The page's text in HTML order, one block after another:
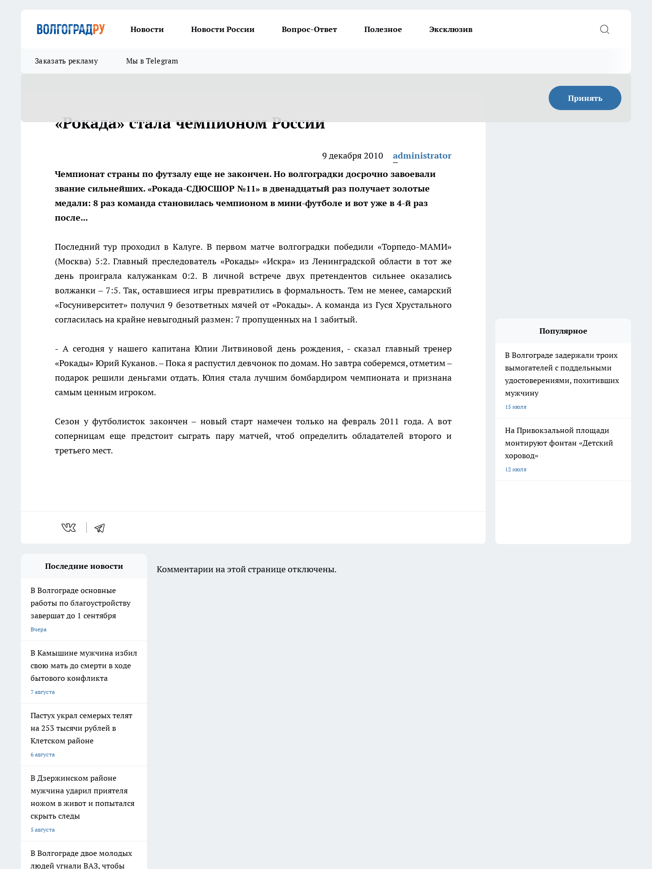
Новости Новости России Вопрос-Ответ Полезное Эксклюзив
Заказать рекламу Мы в Telegram
Принять
«Рокада» стала чемпионом России
9 декабря 2010
administrator
Чемпионат страны по футзалу еще не закончен. Но волгоградки досрочно завоевали
звание сильнейших. «Рокада-СДЮСШОР №11» в двенадцатый раз получает золотые
медали: 8 раз команда становилась чемпионом в мини-футболе и вот уже в 4-й раз
после...
Последний тур проходил в Калуге. В первом матче волгоградки победили «Торпедо-МАМИ»
(Москва) 5:2. Главный преследователь «Рокады» «Искра» из Ленинградской области в тот же
день проиграла калужанкам 0:2. В личной встрече двух претендентов сильнее оказались
волжанки – 7:5. Так, оставшиеся игры превратились в формальность. Тем не менее, самарский
«Госуниверситет» получил 9 безответных мячей от «Рокады». А команда из Гуся Хрустального
согласилась на крайне невыгодный размен: 7 пропущенных на 1 забитый.
- А сегодня у нашего капитана Юлии Литвиновой день рождения, - сказал главный тренер
«Рокады» Юрий Куканов. – Пока я распустил девчонок по домам. Но завтра соберемся, отметим –
подарок решили деньгами отдать. Юлия стала лучшим бомбардиром чемпионата и признана
самым ценным игроком.
Сезон у футболисток закончен – новый старт намечен только на февраль 2011 года. А вот
соперницам еще предстоит сыграть пару матчей, чтоб определить обладателей второго и
третьего мест.
Популярное
В Волгограде задержали троих
вымогателей с поддельными
удостоверениями, похитивших
мужчину
15 июля
На Привокзальной площади
монтируют фонтан «Детский
хоровод»
12 июля
Последние новости
В Волгограде основные
работы по благоустройству
завершат до 1 сентября
Вчера
В Камышине мужчина избил
свою мать до смерти в ходе
бытового конфликта
7 августа
Пастух украл семерых телят
на 253 тысячи рублей в
Клетском районе
6 августа
В Дзержинском районе
мужчина ударил приятеля
ножом в живот и попытался
скрыть следы
5 августа
В Волгограде двое молодых
людей угнали ВАЗ, чтобы
Комментарии на этой странице отключены.